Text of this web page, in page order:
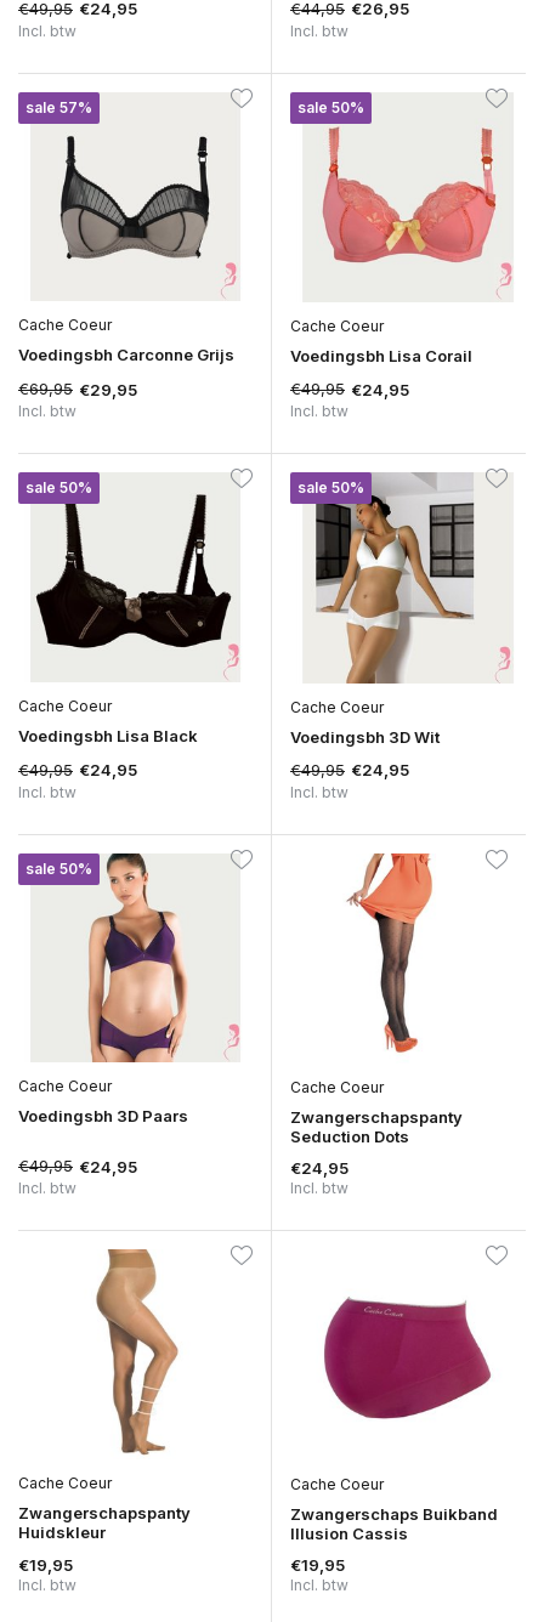
€49,95 €24,95
Incl. btw
€44,95 €26,95
Incl. btw
sale 57%
Cache Coeur
Voedingsbh Carconne Grijs
€69,95 €29,95
Incl. btw
sale 50%
Cache Coeur
Voedingsbh Lisa Corail
€49,95 €24,95
Incl. btw
sale 50%
Cache Coeur
Voedingsbh Lisa Black
€49,95 €24,95
Incl. btw
sale 50%
Cache Coeur
Voedingsbh 3D Wit
€49,95 €24,95
Incl. btw
sale 50%
Cache Coeur
Voedingsbh 3D Paars
€49,95 €24,95
Incl. btw
Cache Coeur
Zwangerschapspanty
Seduction Dots
€24,95
Incl. btw
Cache Coeur
Zwangerschapspanty
Huidskleur
€19,95
Incl. btw
Cache Coeur
Zwangerschaps Buikband
Illusion Cassis
€19,95
Incl. btw